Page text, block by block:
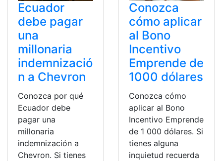
Ecuador
debe pagar
una
millonaria
indemnizació
n a Chevron
Conozca por qué
Ecuador debe
pagar una
millonaria
indemnización a
Chevron. Si tienes
Conozca
cómo aplicar
al Bono
Incentivo
Emprende de
1000 dólares
Conozca cómo
aplicar al Bono
Incentivo Emprende
de 1 000 dólares. Si
tienes alguna
inquietud recuerda